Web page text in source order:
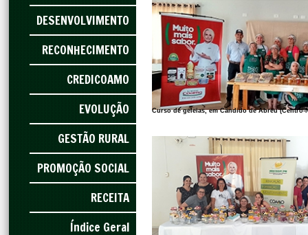
DESENVOLVIMENTO
RECONHECIMENTO
CREDICOAMO
EVOLUÇÃO
GESTÃO RURAL
PROMOÇÃO SOCIAL
RECEITA
Índice Geral
Curso de geleias, em Cândido de Abreu (Centro-